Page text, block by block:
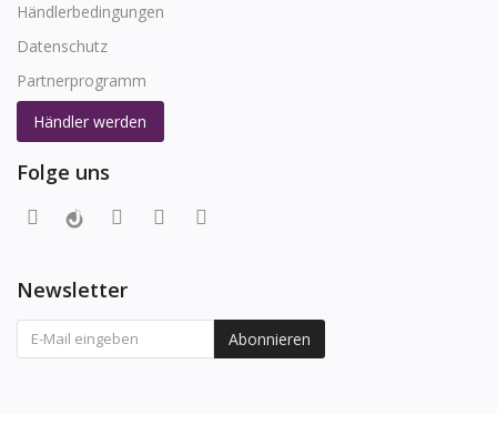
Händlerbedingungen
Datenschutz
Partnerprogramm
Händler werden
Folge uns
Newsletter
Abonnieren